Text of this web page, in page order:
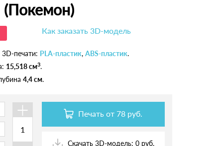
(Покемон)
Как заказать 3D-модель
печати: PLA-пластик, ABS-пластик.
15,518 см3.
4,4 см.
+
Печать от 78 руб.
Скачать 3D-модель: 0 руб.